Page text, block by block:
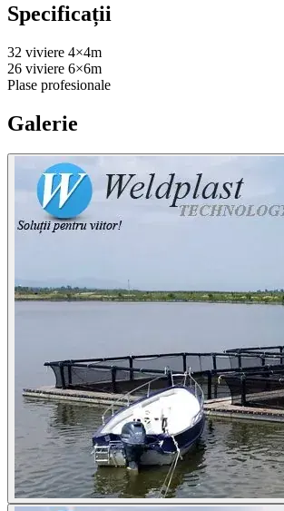
Specificații
32 viviere 4×4m
26 viviere 6×6m
Plase profesionale
Galerie